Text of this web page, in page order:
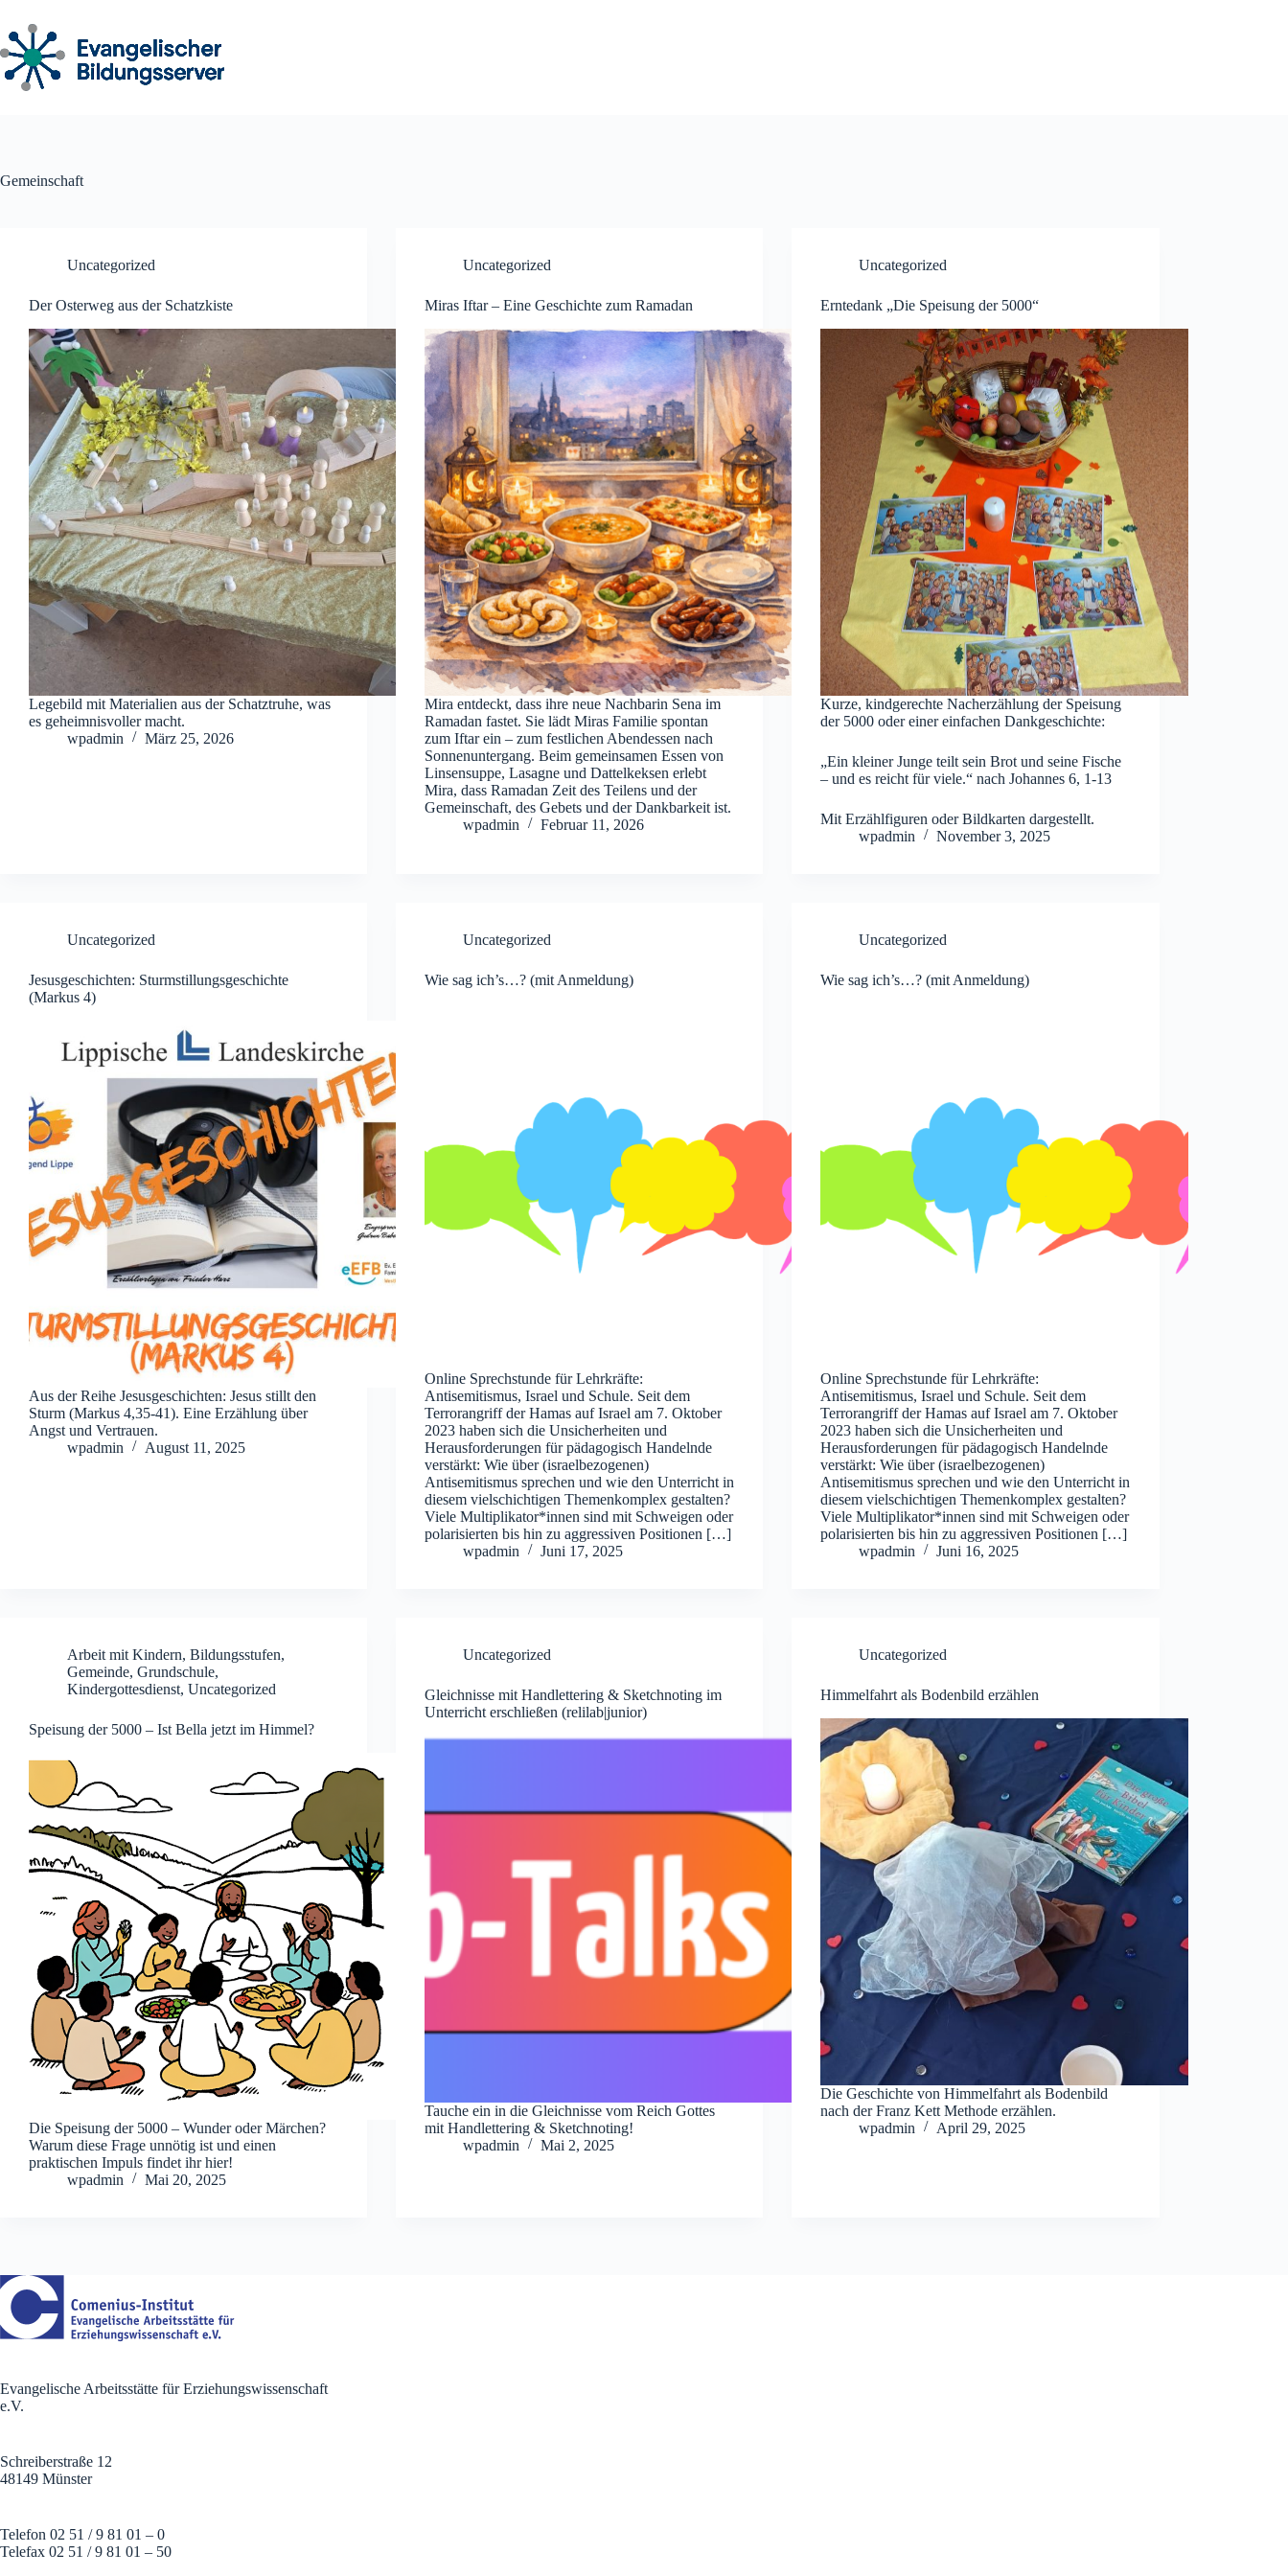
Inhalt
springen
Gemeinschaft
Uncategorized
Der Osterweg aus der Schatzkiste
Legebild mit Materialien aus der Schatztruhe, was
es geheimnisvoller macht.
wpadmin
März 25, 2026
Uncategorized
Miras Iftar – Eine Geschichte zum Ramadan
Mira entdeckt, dass ihre neue Nachbarin Sena im
Ramadan fastet. Sie lädt Miras Familie spontan
zum Iftar ein – zum festlichen Abendessen nach
Sonnenuntergang. Beim gemeinsamen Essen von
Linsensuppe, Lasagne und Dattelkeksen erlebt
Mira, dass Ramadan Zeit des Teilens und der
Gemeinschaft, des Gebets und der Dankbarkeit ist.
wpadmin
Februar 11, 2026
Uncategorized
Erntedank „Die Speisung der 5000“
Kurze, kindgerechte Nacherzählung der Speisung
der 5000 oder einer einfachen Dankgeschichte:
„Ein kleiner Junge teilt sein Brot und seine Fische
– und es reicht für viele.“ nach Johannes 6, 1-13
Mit Erzählfiguren oder Bildkarten dargestellt.
wpadmin
November 3, 2025
Uncategorized
Jesusgeschichten: Sturmstillungsgeschichte
(Markus 4)
Aus der Reihe Jesusgeschichten: Jesus stillt den
Sturm (Markus 4,35-41). Eine Erzählung über
Angst und Vertrauen.
wpadmin
August 11, 2025
Uncategorized
Wie sag ich’s…? (mit Anmeldung)
Online Sprechstunde für Lehrkräfte:
Antisemitismus, Israel und Schule. Seit dem
Terrorangriff der Hamas auf Israel am 7. Oktober
2023 haben sich die Unsicherheiten und
Herausforderungen für pädagogisch Handelnde
verstärkt: Wie über (israelbezogenen)
Antisemitismus sprechen und wie den Unterricht in
diesem vielschichtigen Themenkomplex gestalten?
Viele Multiplikator*innen sind mit Schweigen oder
polarisierten bis hin zu aggressiven Positionen […]
wpadmin
Juni 17, 2025
Uncategorized
Wie sag ich’s…? (mit Anmeldung)
Online Sprechstunde für Lehrkräfte:
Antisemitismus, Israel und Schule. Seit dem
Terrorangriff der Hamas auf Israel am 7. Oktober
2023 haben sich die Unsicherheiten und
Herausforderungen für pädagogisch Handelnde
verstärkt: Wie über (israelbezogenen)
Antisemitismus sprechen und wie den Unterricht in
diesem vielschichtigen Themenkomplex gestalten?
Viele Multiplikator*innen sind mit Schweigen oder
polarisierten bis hin zu aggressiven Positionen […]
wpadmin
Juni 16, 2025
Arbeit mit Kindern, Bildungsstufen,
Gemeinde, Grundschule,
Kindergottesdienst, Uncategorized
Speisung der 5000 – Ist Bella jetzt im Himmel?
Die Speisung der 5000 – Wunder oder Märchen?
Warum diese Frage unnötig ist und einen
praktischen Impuls findet ihr hier!
wpadmin
Mai 20, 2025
Uncategorized
Gleichnisse mit Handlettering & Sketchnoting im
Unterricht erschließen (relilab|junior)
Tauche ein in die Gleichnisse vom Reich Gottes
mit Handlettering & Sketchnoting!
wpadmin
Mai 2, 2025
Uncategorized
Himmelfahrt als Bodenbild erzählen
Die Geschichte von Himmelfahrt als Bodenbild
nach der Franz Kett Methode erzählen.
wpadmin
April 29, 2025
Evangelische Arbeitsstätte für Erziehungswissenschaft
e.V.
Schreiberstraße 12
48149 Münster
Telefon 02 51 / 9 81 01 – 0
Telefax 02 51 / 9 81 01 – 50